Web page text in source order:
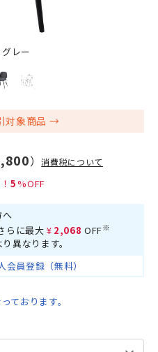
レー
対象商品
）消費税について
5
へ
らに最大 ¥2,068 OFF※
異なります。
会員登録（無料）
ております。